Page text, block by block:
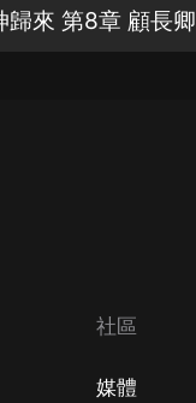
歸來 第8章 顧長卿
社區
媒體